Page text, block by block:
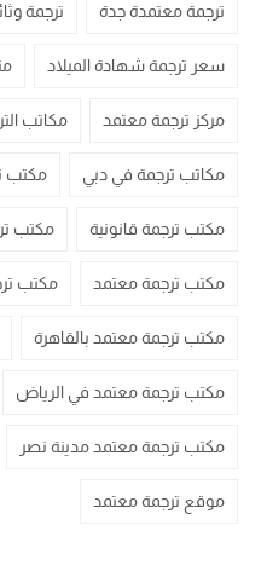
ترجمة معتمدة جدة ترجمة
سعر ترجمة شهادة الميلاد
مركز ترجمة معتمد مكاتب
مكاتب ترجمة في دبي مكتب
مكتب ترجمة قانونية مكتب
مكتب ترجمة معتمد مكتب
مكتب ترجمة معتمد بالقاهرة
مكتب ترجمة معتمد في الرياض
مكتب ترجمة معتمد مدينة نصر
موقع ترجمة معتمد